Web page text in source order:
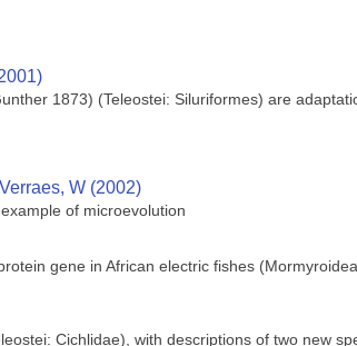
1873) (Teleostei: Siluriformes) are
W (2002)
of microevolution
gene in African electric fishes
Cichlidae), with descriptions of two new